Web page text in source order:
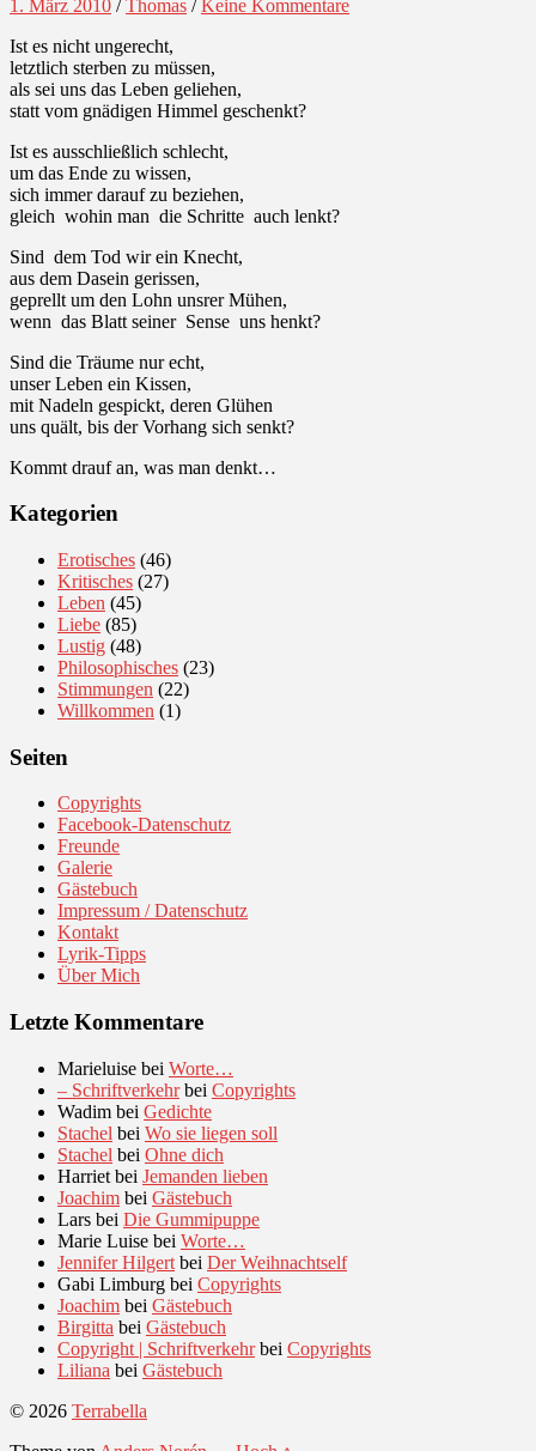
1. März 2010 /Thomas /Keine Kommentare
Ist es nicht ungerecht,
letztlich sterben zu müssen,
als sei uns das Leben geliehen,
statt vom gnädigen Himmel geschenkt?
Ist es ausschließlich schlecht,
um das Ende zu wissen,
sich immer darauf zu beziehen,
gleich wohin man die Schritte auch lenkt?
Sind dem Tod wir ein Knecht,
aus dem Dasein gerissen,
geprellt um den Lohn unsrer Mühen,
wenn das Blatt seiner Sense uns henkt?
Sind die Träume nur echt,
unser Leben ein Kissen,
mit Nadeln gespickt, deren Glühen
uns quält, bis der Vorhang sich senkt?
Kommt drauf an, was man denkt…
Kategorien
Erotisches (46)
Kritisches (27)
Leben (45)
Liebe (85)
Lustig (48)
Philosophisches (23)
Stimmungen (22)
Willkommen (1)
Seiten
Copyrights
Facebook-Datenschutz
Freunde
Galerie
Gästebuch
Impressum / Datenschutz
Kontakt
Lyrik-Tipps
Über Mich
Letzte Kommentare
Marieluise bei Worte…
– Schriftverkehrbei Copyrights
Wadim bei Gedichte
Stachel bei Wo sie liegen soll
Stachel bei Ohne dich
Harriet bei Jemanden lieben
Joachim bei Gästebuch
Lars bei Die Gummipuppe
Marie Luise bei Worte…
Jennifer Hilgert bei Der Weihnachtself
Gabi Limburg bei Copyrights
Joachim bei Gästebuch
Birgitta bei Gästebuch
Copyright | Schriftverkehrbei Copyrights
Liliana bei Gästebuch
© 2026 Terrabella